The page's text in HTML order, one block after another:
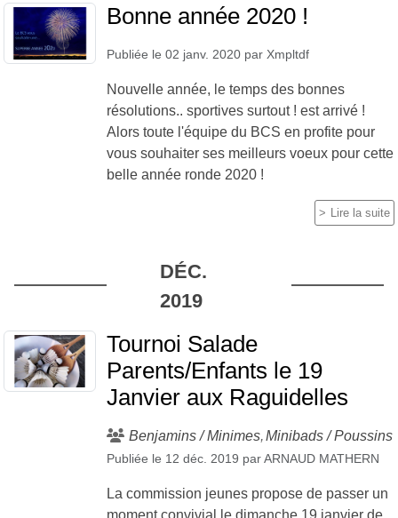
Bonne année 2020 !
Publiée le 02 janv. 2020 par Xmpltdf
Nouvelle année, le temps des bonnes
résolutions.. sportives surtout ! est arrivé !
Alors toute l'équipe du BCS en profite pour
vous souhaiter ses meilleurs voeux pour cette
belle année ronde 2020 !
Lire la suite
DÉC.
2019
Tournoi Salade
Parents/Enfants le 19
Janvier aux Raguidelles
Benjamins / Minimes Minibads / Poussins
Publiée le 12 déc. 2019 parARNAUD MATHERN
La commission jeunes propose de passer un
moment convivial le dimanche 19 janvier de